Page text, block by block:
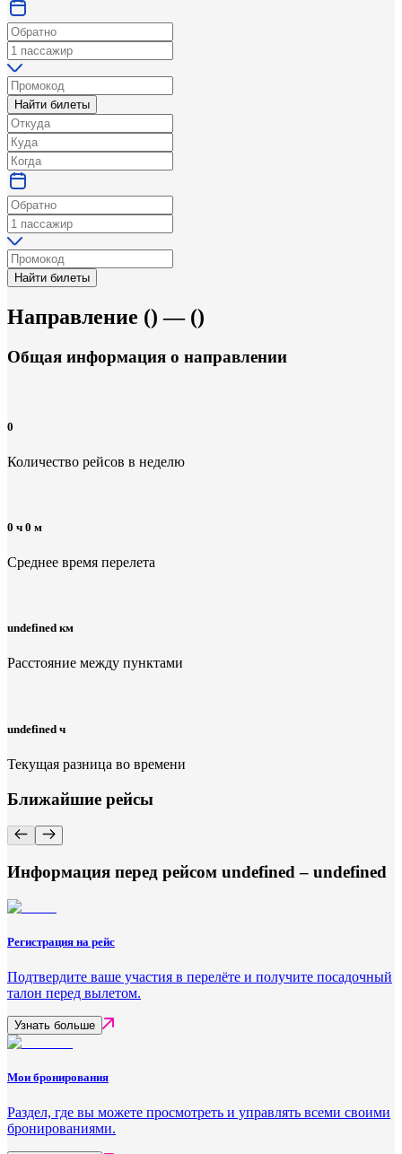
Найти билеты
Найти билеты
Направление () — ()
Общая информация о направлении
0
Количество рейсов в неделю
0 ч 0 м
Среднее время перелета
undefined км
Расстояние между пунктами
undefined ч
Текущая разница во времени
Ближайшие рейсы
Информация перед рейсом undefined – undefined
Регистрация на рейс
Подтвердите ваше участия в перелёте и получите посадочный
талон перед вылетом.
Узнать больше
Мои бронирования
Раздел, где вы можете просмотреть и управлять всеми своими
бронированиями.